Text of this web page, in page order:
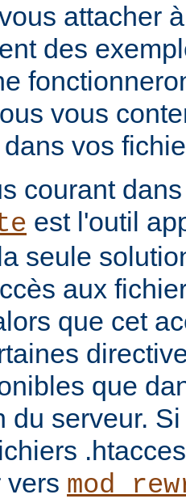
attacher
des
vous
vos
courant
est l'outil
seule
aux
que cet
que
du serveur.
vers